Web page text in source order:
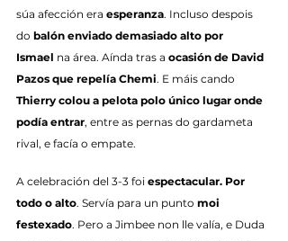
súa afección era esperanza. Incluso despois
do balón enviado demasiado alto por
Ismael na área. Aínda tras a ocasión de David
Pazos que repelía Chemi. E máis cando
Thierry colou a pelota polo único lugar onde
podía entrar, entre as pernas do gardameta
rival, e facía o empate.
A celebración del 3-3 foi espectacular. Por
todo o alto. Servía para un punto moi
festexado. Pero a Jimbee non lle valía, e Duda